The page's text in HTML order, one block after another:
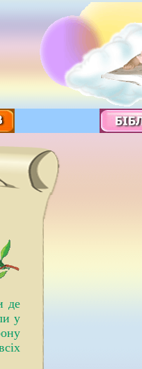
де
у